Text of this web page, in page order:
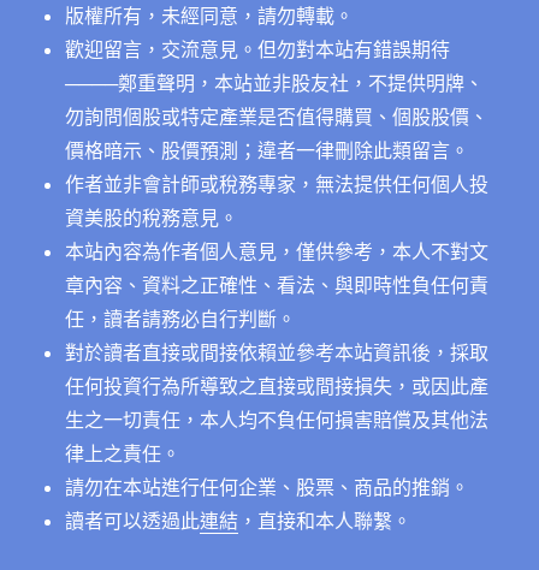
版權所有，未經同意，請勿轉載。
歡迎留言，交流意見。但勿對本站有錯誤期待
────鄭重聲明，本站並非股友社，不提供明牌、
勿詢問個股或特定產業是否值得購買、個股股價、
價格暗示、股價預測；違者一律刪除此類留言。
作者並非會計師或稅務專家，無法提供任何個人投
資美股的稅務意見。
本站內容為作者個人意見，僅供參考，本人不對文
章內容、資料之正確性、看法、與即時性負任何責
任，讀者請務必自行判斷。
對於讀者直接或間接依賴並參考本站資訊後，採取
任何投資行為所導致之直接或間接損失，或因此產
生之一切責任，本人均不負任何損害賠償及其他法
律上之責任。
請勿在本站進行任何企業、股票、商品的推銷。
讀者可以透過此連結 ，直接和本人聯繫。